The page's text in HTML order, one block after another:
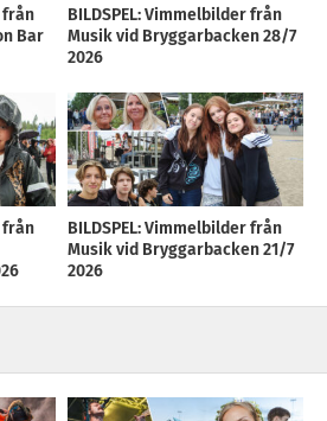
från
Bar
BILDSPEL: Vimmelbilder från
Musik vid Bryggarbacken 28/7
2026
från
BILDSPEL: Vimmelbilder från
Musik vid Bryggarbacken 21/7
2026